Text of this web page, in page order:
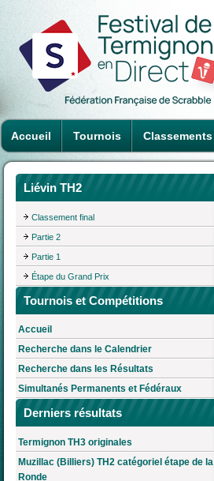
Accueil Tournois Classements
Liévin TH2
Classement final
Partie 2
Partie 1
Étape du Grand Prix
Tournois et Compétitions
Accueil
Recherche dans le Calendrier
Recherche dans les Résultats
Simultanés Permanents et Fédéraux
Derniers résultats
Termignon TH3 originales
Muzillac (Billiers) TH2 catégoriel étape de la
Ronde